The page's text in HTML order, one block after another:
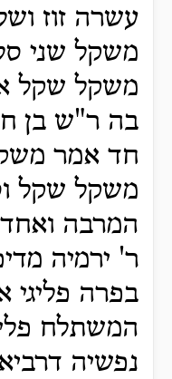
עשרה זוז
משקל שני
משקל שקל
בה ר"ש בן
חד אמר
משקל שקל
המרבה
ר' ירמיה
בפרה פליגי
המשתלח
נפשיה